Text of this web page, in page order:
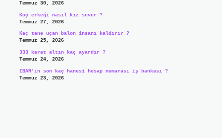
Temmuz 30, 2026
Koç erkeği nasıl kız sever ?
Temmuz 27, 2026
Kaç tane uçan balon insanı kaldırır ?
Temmuz 25, 2026
333 karat altın kaç ayardır ?
Temmuz 24, 2026
IBAN’ın son kaç hanesi hesap numarası iş bankası ?
Temmuz 23, 2026